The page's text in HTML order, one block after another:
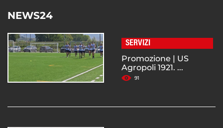
NEWS24
SERVIZI
Promozione | US
Agropoli 1921. ...
91